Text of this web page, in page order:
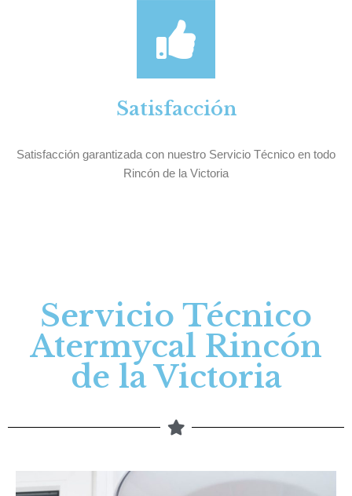
Satisfacción
Satisfacción garantizada con nuestro Servicio Técnico en todo
Rincón de la Victoria
Servicio Técnico
Atermycal Rincón
de la Victoria